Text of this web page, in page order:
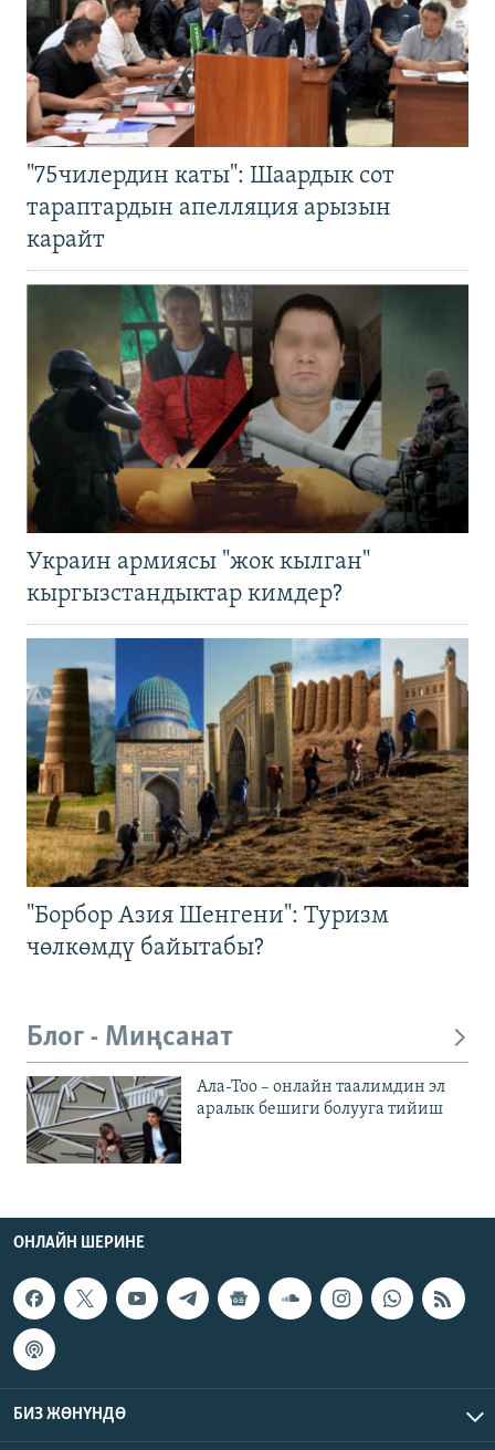
"75чилердин каты": Шаардык сот
тараптардын апелляция арызын
карайт
Украин армиясы "жок кылган"
кыргызстандыктар кимдер?
"Борбор Азия Шенгени": Туризм
чөлкөмдү байытабы?
Блог - Миңсанат
Ала-Тоо – онлайн таалимдин эл
аралык бешиги болууга тийиш
ОНЛАЙН ШЕРИНЕ
БИЗ ЖӨНҮНДӨ